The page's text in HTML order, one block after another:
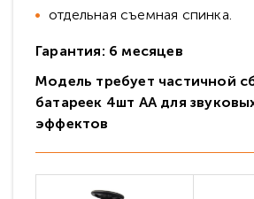
отдельная съемная спинка.
Гарантия: 6 месяцев
Модель требует частичной
батареек 4шт AA для
эффектов